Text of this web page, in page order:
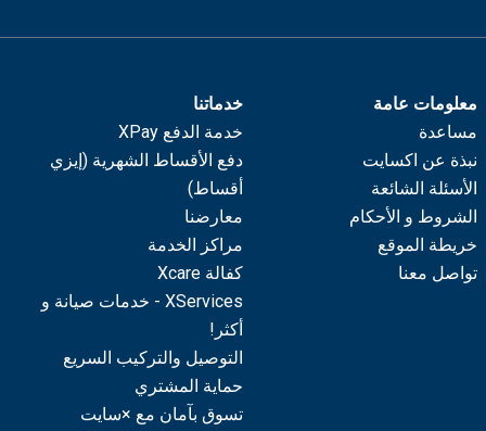
معلومات عامة
مساعدة
نبذة عن اكسايت
الأسئلة الشائعة
الشروط و الأحكام
خريطة الموقع
تواصل معنا
خدماتنا
خدمة الدفع XPay
دفع الأقساط الشهرية (إيزي
أقساط)
معارضنا
مراكز الخدمة
كفالة Xcare
XServices - خدمات صيانة و
أكثر!
التوصيل والتركيب السريع
حماية المشتري
تسوق بآمان مع ×سايت